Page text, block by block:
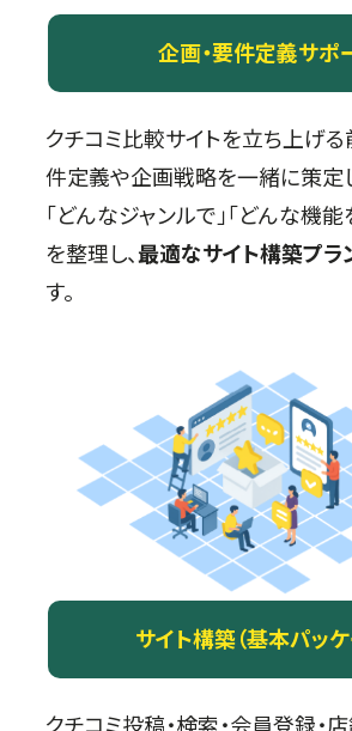
企画・要件定義サポ
クチコミ比較サイトを立ち上げ
件定義や企画戦略を一緒に策定
「どんなジャンルで」「どんな機能
を整理し、最適なサイト構築プラ
す。
サイト構築（基本パッケ
クチコミ投稿・検索・会員登録・